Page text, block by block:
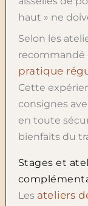
haut » ne
Selon les
recommandé
pratique
Cette
consignes
en toute
bienfaits du
Stages et
Les ateliers